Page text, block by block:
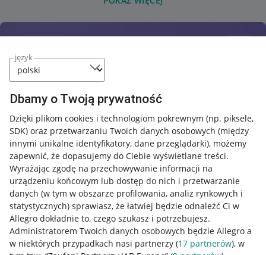
język
Dbamy o Twoją prywatność
Dzięki plikom cookies i technologiom pokrewnym (np. piksele,
SDK) oraz przetwarzaniu Twoich danych osobowych (między
innymi unikalne identyfikatory, dane przeglądarki), możemy
zapewnić, że dopasujemy do Ciebie wyświetlane treści.
Wyrażając zgodę na przechowywanie informacji na
urządzeniu końcowym lub dostęp do nich i przetwarzanie
danych (w tym w obszarze profilowania, analiz rynkowych i
statystycznych) sprawiasz, że łatwiej będzie odnaleźć Ci w
Allegro dokładnie to, czego szukasz i potrzebujesz.
Administratorem Twoich danych osobowych będzie Allegro a
w niektórych przypadkach nasi partnerzy (17 partnerów), w